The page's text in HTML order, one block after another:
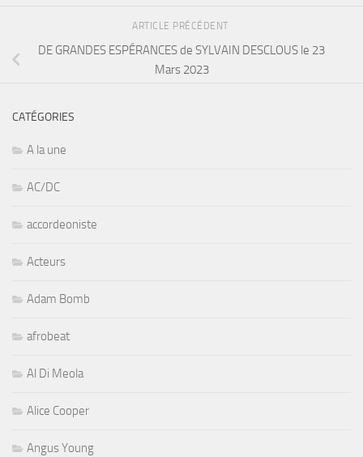
ARTICLE PRÉCÉDENT
DE GRANDES ESPÉRANCES de SYLVAIN DESCLOUS le 23
Mars 2023
CATÉGORIES
A la une
AC/DC
accordeoniste
Acteurs
Adam Bomb
afrobeat
Al Di Meola
Alice Cooper
Angus Young